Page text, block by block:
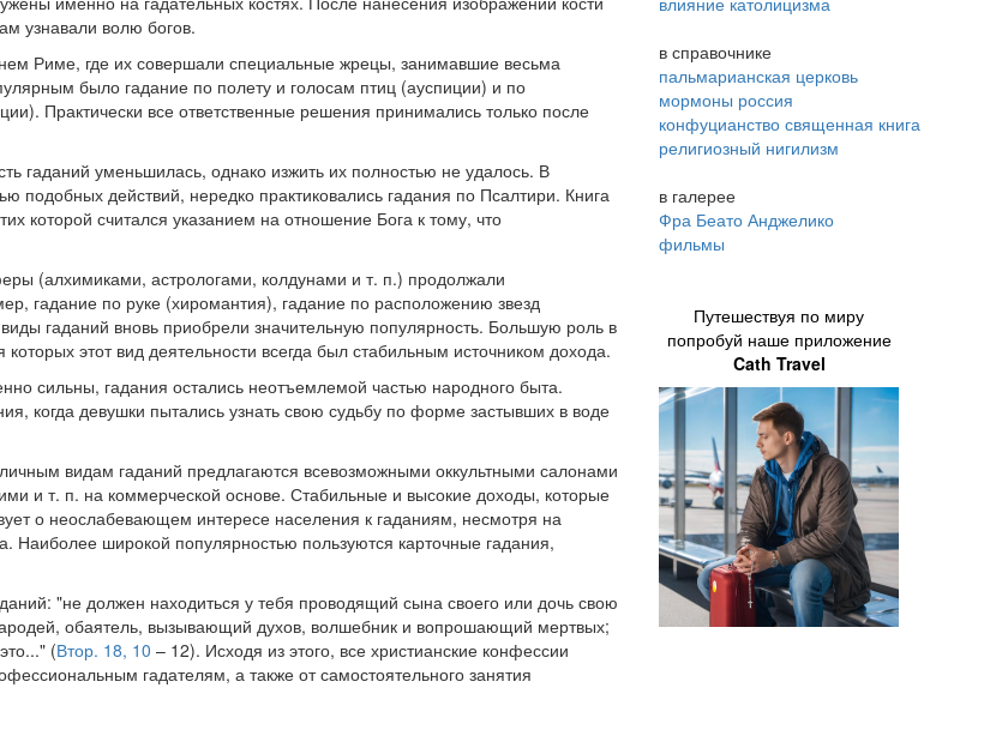
узнавали волю богов.
Риме, где их совершали специальные жрецы, занимавшие весьма
было гадание по полету и голосам птиц (ауспиции) и по
Практически все ответственные решения принимались только после
гаданий уменьшилась, однако изжить их полностью не удалось. В
подобных действий, нередко практиковались гадания по Псалтири. Книга
которой считался указанием на отношение Бога к тому, что
(алхимиками, астрологами, колдунами и т. п.) продолжали
гадание по руке (хиромантия), гадание по расположению звезд
гаданий вновь приобрели значительную популярность. Большую роль в
этот вид деятельности всегда был стабильным источником дохода.
сильны, гадания остались неотъемлемой частью народного быта.
когда девушки пытались узнать свою судьбу по форме застывших в воде
видам гаданий предлагаются всевозможными оккультными салонами
и т. п. на коммерческой основе. Стабильные и высокие доходы, которые
о неослабевающем интересе населения к гаданиям, несмотря на
Наиболее широкой популярностью пользуются карточные гадания,
"не должен находиться у тебя проводящий сына своего или дочь свою
обаятель, вызывающий духов, волшебник и вопрошающий мертвых;
(Втор. 18, 10 – 12). Исходя из этого, все христианские конфессии
гадателям, а также от самостоятельного занятия
в справочнике
пальмарианская церковь
мормоны россия
конфуцианство священная книга
религиозный нигилизм
в галерее
Фра Беато Анджелико
фильмы
Путешествуя по миру
попробуй наше приложение
Cath Travel